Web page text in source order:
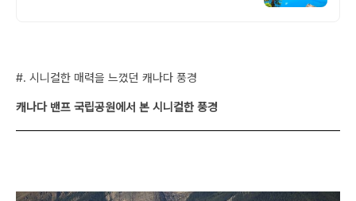
#. 시니컬한 매력을 느꼈던 캐나다 풍경
캐나다 밴프 국립공원에서 본 시니컬한 풍경